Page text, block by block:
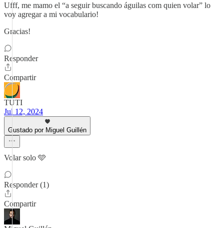
Ufff, me mamo el “a seguir buscando águilas com quien volar” lo
voy agregar a mi vocabulario!
Gracias!
Responder
Compartir
TUTI
Jul 12, 2024
Gustado por Miguel Guillén
Volar solo 🩵
Responder (1)
Compartir